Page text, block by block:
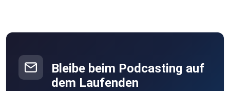
Bleibe beim Podcasting auf
dem Laufenden